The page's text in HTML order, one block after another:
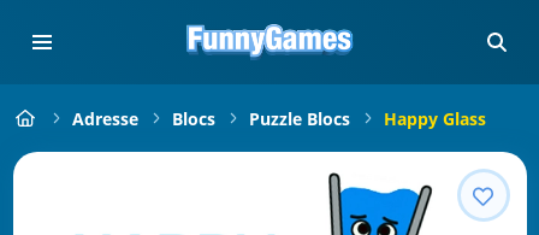
Adresse Blocs Puzzle Blocs Happy Glass